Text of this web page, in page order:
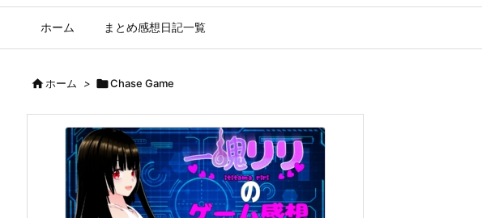
ホーム まとめ感想日記一覧
ホーム > Chase Game